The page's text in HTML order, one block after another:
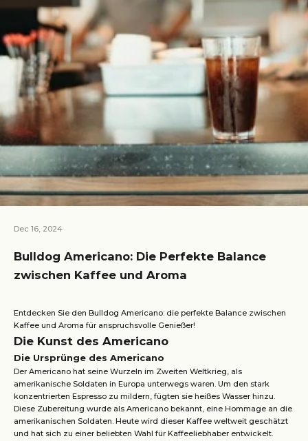
Dec 16, 2024
Bulldog Americano: Die Perfekte Balance
zwischen Kaffee und Aroma
Entdecken Sie den Bulldog Americano: die perfekte Balance zwischen
Kaffee und Aroma für anspruchsvolle Genießer!
Die Kunst des Americano
Die Ursprünge des Americano
Der Americano hat seine Wurzeln im Zweiten Weltkrieg, als
amerikanische Soldaten in Europa unterwegs waren. Um den stark
konzentrierten Espresso zu mildern, fügten sie heißes Wasser hinzu.
Diese Zubereitung wurde als Americano bekannt, eine Hommage an die
amerikanischen Soldaten. Heute wird dieser Kaffee weltweit geschätzt
und hat sich zu einer beliebten Wahl für Kaffeeliebhaber entwickelt.